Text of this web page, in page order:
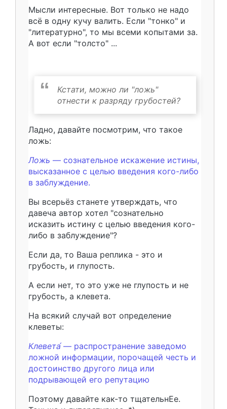
Мысли интересные. Вот только не надо
всё в одну кучу валить. Если "тонко" и
"литературно", то мы всеми копытами за.
А вот если "толсто" ...
Кстати, можно ли "ложь"
отнести к разряду грубостей?
Ладно, давайте посмотрим, что такое
ложь:
Ложь — сознательное искажение истины,
высказанное с целью введения кого-либо
в заблуждение.
Вы всерьёз станете утверждать, что
давеча автор хотел "сознательно
исказить истину с целью введения кого-
либо в заблуждение"?
Если да, то Ваша реплика - это и
грубость, и глупость.
А если нет, то это уже не глупость и не
грубость, а клевета.
На всякий случай вот определение
клеветы:
Клевета́— распространение заведомо
ложной информации, порочащей честь и
достоинство другого лица или
подрывающей его репутацию
Поэтому давайте как-то тщательнЕе.